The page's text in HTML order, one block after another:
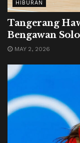
HIBURAN
Tangerang
Bengawan Solo
MAY 2, 2026